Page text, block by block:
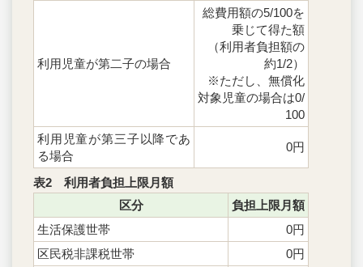
利用児童が第二子の場合
総費用額の5/100を
乗じて得た額
（利用者負担額の
約1/2）
※ただし、無償化
対象児童の場合は0/
100
利用児童が第三子以降であ
る場合
0円
表2 利用者負担上限月額
区分
負担上限月額
生活保護世帯
0円
区民税非課税世帯
0円